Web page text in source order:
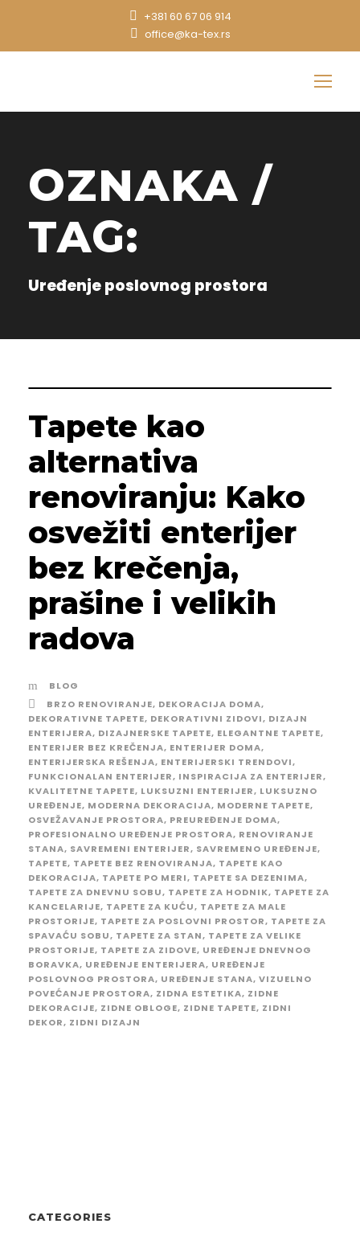
+381 60 67 06 914
office@ka-tex.rs
OZNAKA /
TAG:
Uređenje poslovnog prostora
Tapete kao
alternativa
renoviranju: Kako
osvežiti enterijer
bez krečenja,
prašine i velikih
radova
BLOG
BRZO RENOVIRANJE, DEKORACIJA DOMA,
DEKORATIVNE TAPETE, DEKORATIVNI ZIDOVI, DIZAJN
ENTERIJERA, DIZAJNERSKE TAPETE, ELEGANTNE TAPETE,
ENTERIJER BEZ KREČENJA, ENTERIJER DOMA,
ENTERIJERSKA REŠENJA, ENTERIJERSKI TRENDOVI,
FUNKCIONALAN ENTERIJER, INSPIRACIJA ZA ENTERIJER,
KVALITETNE TAPETE, LUKSUZNI ENTERIJER, LUKSUZNO
UREĐENJE, MODERNA DEKORACIJA, MODERNE TAPETE,
OSVEŽAVANJE PROSTORA, PREUREĐENJE DOMA,
PROFESIONALNO UREĐENJE PROSTORA, RENOVIRANJE
STANA, SAVREMENI ENTERIJER, SAVREMENO UREĐENJE,
TAPETE, TAPETE BEZ RENOVIRANJA, TAPETE KAO
DEKORACIJA, TAPETE PO MERI, TAPETE SA DEZENIMA,
TAPETE ZA DNEVNU SOBU, TAPETE ZA HODNIK, TAPETE ZA
KANCELARIJE, TAPETE ZA KUĆU, TAPETE ZA MALE
PROSTORIJE, TAPETE ZA POSLOVNI PROSTOR, TAPETE ZA
SPAVAĆU SOBU, TAPETE ZA STAN, TAPETE ZA VELIKE
PROSTORIJE, TAPETE ZA ZIDOVE, UREĐENJE DNEVNOG
BORAVKA, UREĐENJE ENTERIJERA, UREĐENJE
POSLOVNOG PROSTORA, UREĐENJE STANA, VIZUELNO
POVEĆANJE PROSTORA, ZIDNA ESTETIKA, ZIDNE
DEKORACIJE, ZIDNE OBLOGE, ZIDNE TAPETE, ZIDNI
DEKOR, ZIDNI DIZAJN
CATEGORIES